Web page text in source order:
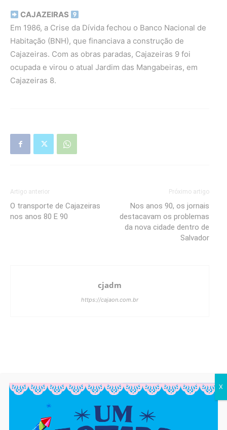
CAJAZEIRAS
Em 1986, a Crise da Dívida fechou o Banco Nacional de
Habitação (BNH), que financiava a construção de
Cajazeiras. Com as obras paradas, Cajazeiras 9 foi
ocupada e virou o atual Jardim das Mangabeiras, em
Cajazeiras 8.
Artigo anterior
O transporte de Cajazeiras
nos anos 80 E 90
Próximo artigo
Nos anos 90, os jornais
destacavam os problemas
da nova cidade dentro de
Salvador
cjadm
https://cajaon.com.br
X